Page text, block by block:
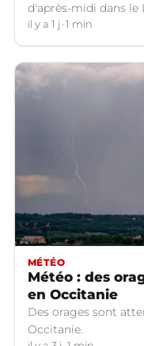
d'après-midi dans le
localisés.
il y a 1 j 1 min
MÉTÉO
Météo : des
en Occitanie
Des orages sont
Occitanie.